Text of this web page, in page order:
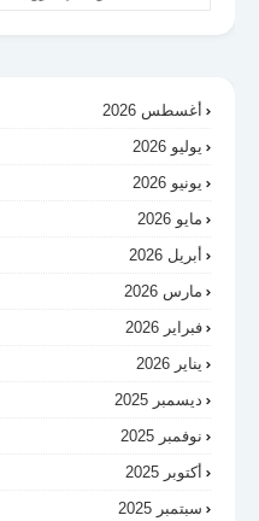
أغسطس 2026
يوليو 2026
يونيو 2026
مايو 2026
أبريل 2026
مارس 2026
فبراير 2026
يناير 2026
ديسمبر 2025
نوفمبر 2025
أكتوبر 2025
سبتمبر 2025